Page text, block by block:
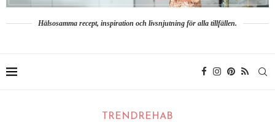
Hälsosamma recept, inspiration och livsnjutning för alla tillfällen.
TRENDREHAB